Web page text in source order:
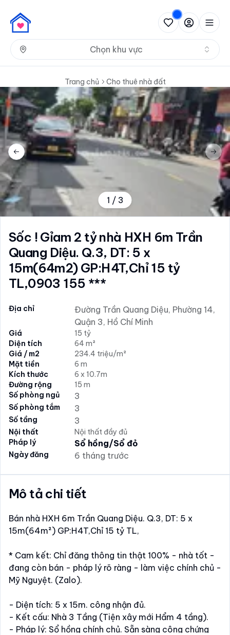
Chọn khu vực
Trang chủ Cho thuê nhà đất
Previous slide
1 / 3
Sốc ! Gỉam 2 tỷ nhà HXH 6m Trần
Quang Diệu. Q.3, DT: 5 x
15m(64m2) GP:H4T,Chỉ 15 tỷ
TL,0903 155 ***
Địa chỉ
Đường Trần Quang Diệu, Phường 14,
Quận 3, Hồ Chí Minh
Giá
15 tỷ
Diện tích
64 m²
Giá / m2
234.4 triệu/m²
Mặt tiền
6 m
Kích thước
6 x 10.7m
Đường rộng
15 m
Số phòng ngủ
3
Số phòng tắm 3
Số tầng 3
Nội thất
Nội thất đầy đủ
Pháp lý
Sổ hồng/Sổ đỏ
Ngày đăng 6 tháng trước
Mô tả chi tiết
Bán nhà HXH 6m Trần Quang Diệu. Q.3, DT: 5 x
15m(64m²) GP:H4T,Chỉ 15 tỷ TL,
* Cam kết: Chỉ đăng thông tin thật 100% - nhà tốt -
đang còn bán - pháp lý rõ ràng - làm việc chính chủ -
Mỹ Nguyệt. (Zalo).
- Diện tích: 5 x 15m. công nhận đủ.
- Kết cấu: Nhà 3 Tầng (Tiện xây mới Hẩm 4 tầng).
- Pháp lý: Sổ hồng chính chủ. Sẵn sàng công chứng